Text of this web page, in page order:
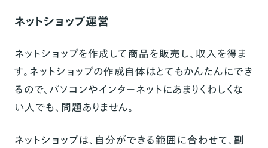
ネットショップ運営
ネットショップを作成して商品を販売し、収入を得ま
す。ネットショップの作成自体はとてもかんたんにでき
るので、パソコンやインターネットにあまりくわしくな
い人でも、問題ありません。
ネットショップは、自分ができる範囲に合わせて、副